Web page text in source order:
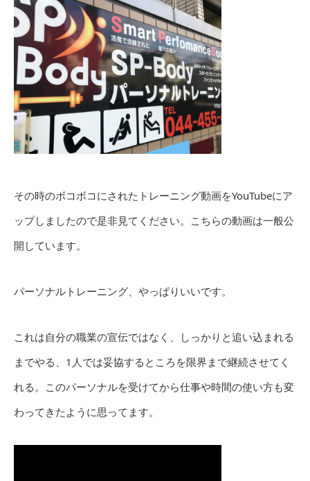
その時のボコボコにされたトレーニング動画をYouTubeにア
ップしましたので是非見てください。こちらの動画は一般公
開しています。
パーソナルトレーニング、やっぱりいいです。
これは自分の職業の宣伝ではなく、しっかりと追い込まれる
までやる、1人では妥協するところを限界まで継続させてく
れる。このパーソナルを受けてから仕事や時間の使い方も変
わってきたように思ってます。